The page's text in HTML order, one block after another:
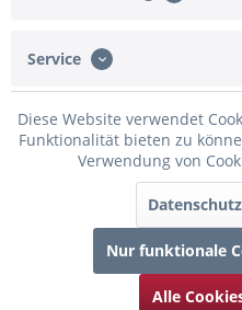
Infos zum Hersteller
Folgende Infos zum
Zubehör 5
Kunden haben sich
Service
Diese Website verwendet
Funktionalität bieten zu
Verwendung von
Nur funktionale
Alle